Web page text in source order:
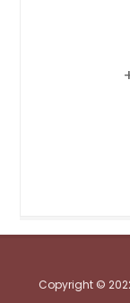
Copyright ©